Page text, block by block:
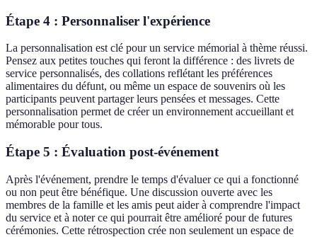
Étape 4 : Personnaliser l'expérience
La personnalisation est clé pour un service mémorial à thème réussi.
Pensez aux petites touches qui feront la différence : des livrets de
service personnalisés, des collations reflétant les préférences
alimentaires du défunt, ou même un espace de souvenirs où les
participants peuvent partager leurs pensées et messages. Cette
personnalisation permet de créer un environnement accueillant et
mémorable pour tous.
Étape 5 : Évaluation post-événement
Après l'événement, prendre le temps d'évaluer ce qui a fonctionné
ou non peut être bénéfique. Une discussion ouverte avec les
membres de la famille et les amis peut aider à comprendre l'impact
du service et à noter ce qui pourrait être amélioré pour de futures
cérémonies. Cette rétrospection crée non seulement un espace de